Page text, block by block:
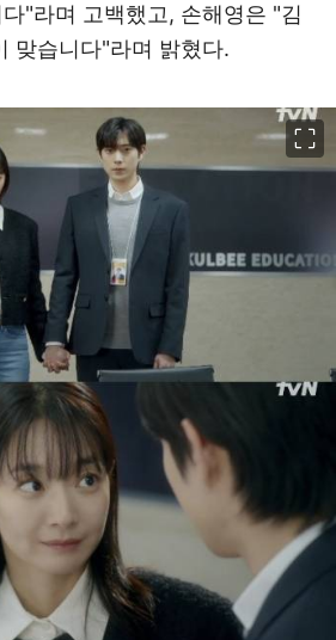
"라며 고백했고, 손해영은 "김
맞습니다"라며 밝혔다.